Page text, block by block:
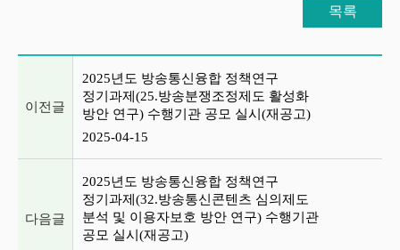
목록
이전글
2025년도 방송통신융합 정책연구
정기과제(25.방송분쟁조정제도 활성화
방안 연구) 수행기관 공모 실시(재공고)
2025-04-15
다음글
2025년도 방송통신융합 정책연구
정기과제(32.방송통신콘텐츠 심의제도
분석 및 이용자보호 방안 연구) 수행기관
공모 실시(재공고)